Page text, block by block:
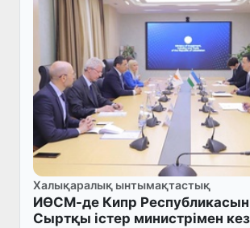
Халықаралық ынтымақтастық
ИӨСМ-де Кипр
Сыртқы істер министрімен